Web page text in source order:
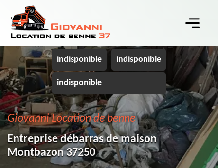
indisponible indisponible
indisponible
Giovanni Location de benne
Entreprise débarras de maison
Montbazon 37250